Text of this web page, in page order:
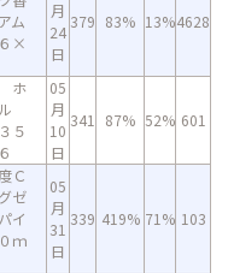
ム
×
月
24
日
379 83% 13%4628
ホ
５
05
月
10
日
341 87% 52% 601
Ｃ
ゼ
イ
ｍ
05
月
31
日
339 419% 71% 103